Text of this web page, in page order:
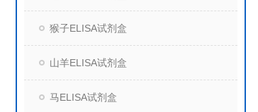
猴子ELISA试剂盒
山羊ELISA试剂盒
马ELISA试剂盒